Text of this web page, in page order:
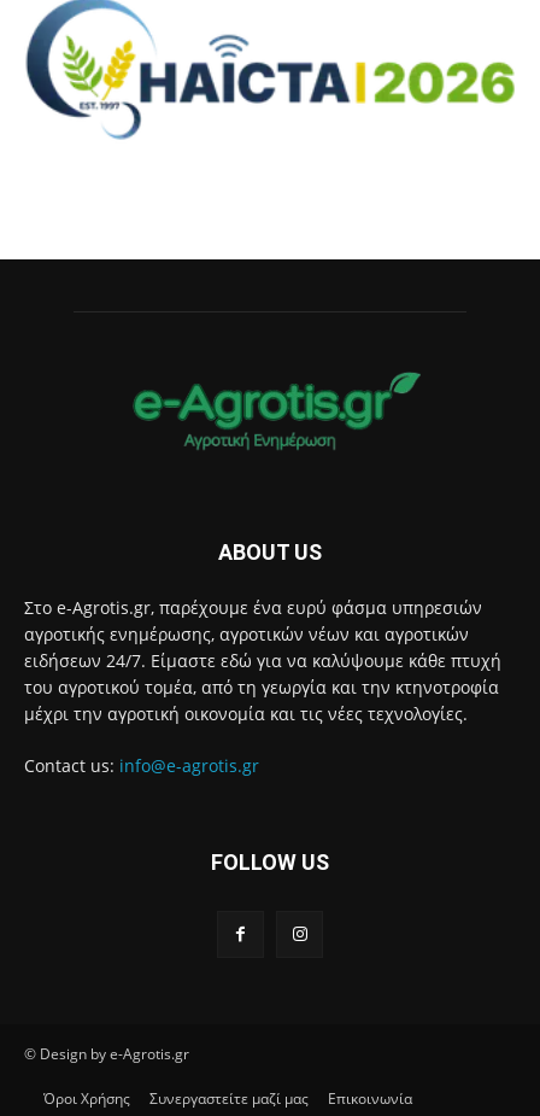
ABOUT US
Στο e-Agrotis.gr, παρέχουμε ένα ευρύ φάσμα υπηρεσιών
αγροτικής ενημέρωσης, αγροτικών νέων και αγροτικών
ειδήσεων 24/7. Είμαστε εδώ για να καλύψουμε κάθε πτυχή
του αγροτικού τομέα, από τη γεωργία και την κτηνοτροφία
μέχρι την αγροτική οικονομία και τις νέες τεχνολογίες.
Contact us: info@e-agrotis.gr
FOLLOW US
© Design by e-Agrotis.gr
Όροι Χρήσης Συνεργαστείτε μαζί μας
Επικοινωνία